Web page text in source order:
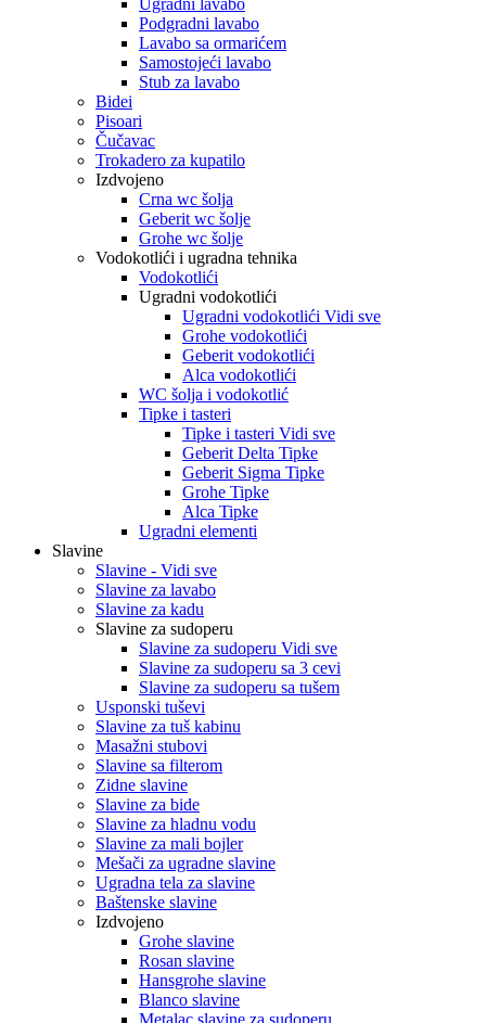
Ugradni lavabo
Podgradni lavabo
Lavabo sa ormarićem
Samostojeći lavabo
Stub za lavabo
Bidei
Pisoari
Čučavac
Trokadero za kupatilo
Izdvojeno
Crna wc šolja
Geberit wc šolje
Grohe wc šolje
Vodokotlići i ugradna tehnika
Vodokotlići
Ugradni vodokotlići
Ugradni vodokotlići Vidi sve
Grohe vodokotlići
Geberit vodokotlići
Alca vodokotlići
WC šolja i vodokotlić
Tipke i tasteri
Tipke i tasteri Vidi sve
Geberit Delta Tipke
Geberit Sigma Tipke
Grohe Tipke
Alca Tipke
Ugradni elementi
Slavine
Slavine - Vidi sve
Slavine za lavabo
Slavine za kadu
Slavine za sudoperu
Slavine za sudoperu Vidi sve
Slavine za sudoperu sa 3 cevi
Slavine za sudoperu sa tušem
Usponski tuševi
Slavine za tuš kabinu
Masažni stubovi
Slavine sa filterom
Zidne slavine
Slavine za bide
Slavine za hladnu vodu
Slavine za mali bojler
Mešači za ugradne slavine
Ugradna tela za slavine
Baštenske slavine
Izdvojeno
Grohe slavine
Rosan slavine
Hansgrohe slavine
Blanco slavine
Metalac slavine za sudoperu